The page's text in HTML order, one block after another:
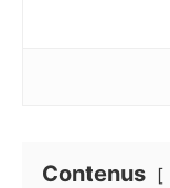
Contenus